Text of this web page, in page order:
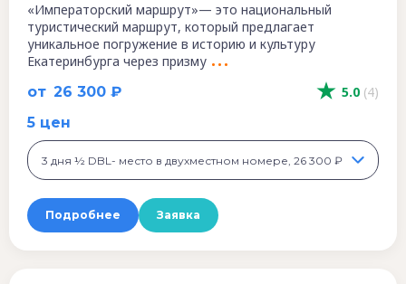
5.0 (4)
от 26 300 ₽
«Императорский маршрут»— это национальный
туристический маршрут, который предлагает
уникальное погружение в историю и культуру
Екатеринбурга через призму
5 цен
3 дня ½ DBL- место в двухместном номере, 26 300 ₽
Подробнее Заявка